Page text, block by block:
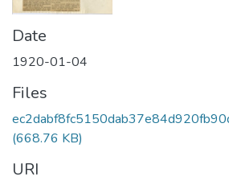
Date
1920-01-04
Files
(668.76 KB)
URI